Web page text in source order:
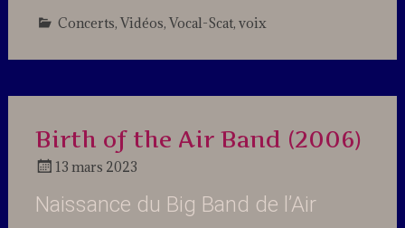
Concerts, Vidéos, Vocal-Scat, voix
a
Birth of the Air Band (2006)
13 mars 2023
Jazz
Naissance du Big Band de l’Air